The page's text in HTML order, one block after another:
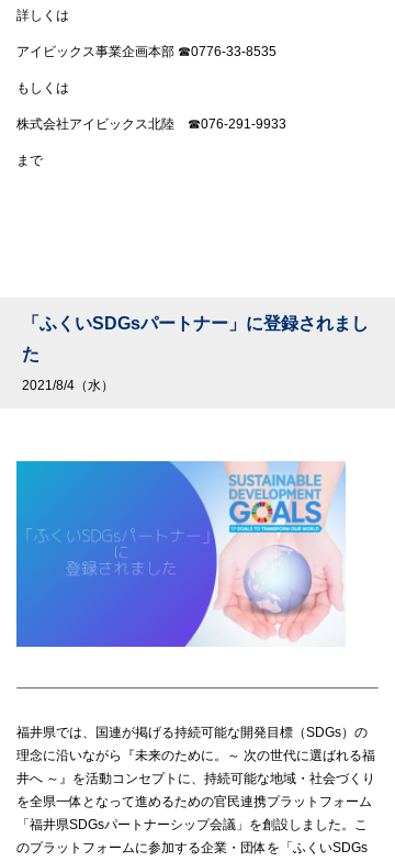
詳しくは
アイビックス事業企画本部 ☎0776-33-8535
もしくは
株式会社アイビックス北陸 ☎076-291-9933
まで
「ふくいSDGsパートナー」に登録されまし
た
2021/8/4（水）
福井県では、国連が掲げる持続可能な開発目標（SDGs）の
理念に沿いながら『未来のために。～ 次の世代に選ばれる福
井へ ～』を活動コンセプトに、持続可能な地域・社会づくり
を全県一体となって進めるための官民連携プラットフォーム
「福井県SDGsパートナーシップ会議」を創設しました。こ
のプラットフォームに参加する企業・団体を「ふくいSDGs